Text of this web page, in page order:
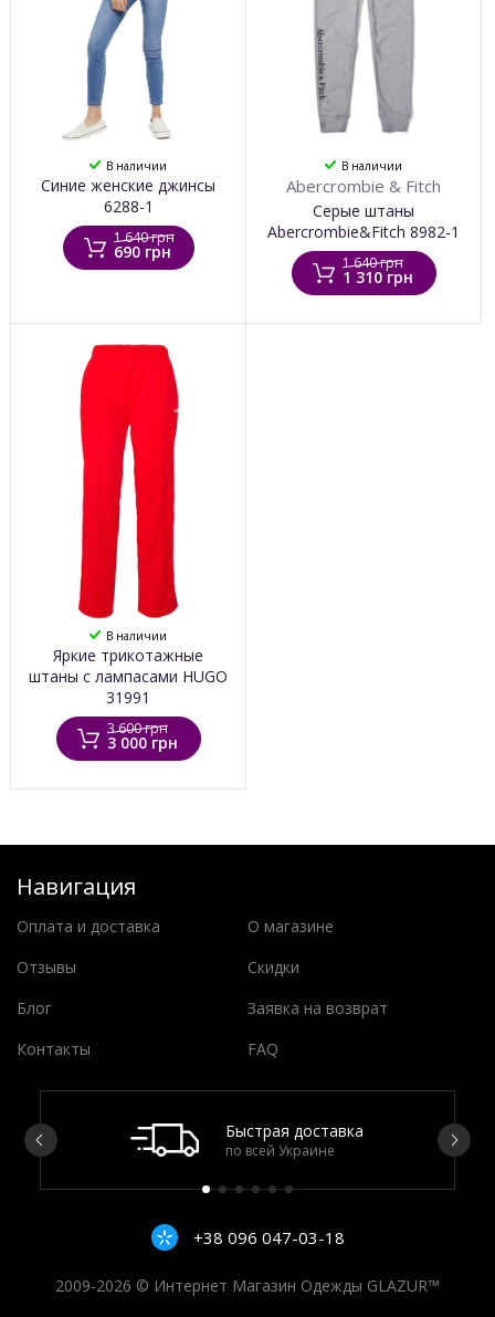
В наличии
Синие женские джинсы
6288-1
1 640 грн
690 грн
В наличии
Abercrombie & Fitch
Серые штаны
Abercrombie&Fitch 8982-1
1 640 грн
1 310 грн
В наличии
Яркие трикотажные
штаны с лампасами HUGO
31991
3 600 грн
3 000 грн
Навигация
Оплата и доставка
О магазине
Отзывы
Скидки
Блог
Заявка на возврат
Контакты
FAQ
Быстрая доставка
по всей Украине
+38 096 047-03-18
2009-2026 © Интернет Магазин Одежды GLAZUR™